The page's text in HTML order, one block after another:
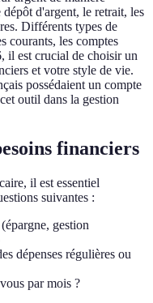
d'argent, le retrait, les
Différents types de
courants, les comptes
il est crucial de choisir un
et votre style de vie.
possédaient un compte
outil dans la gestion
financiers
il est essentiel
suivantes :
gestion
dépenses régulières ou
par mois ?